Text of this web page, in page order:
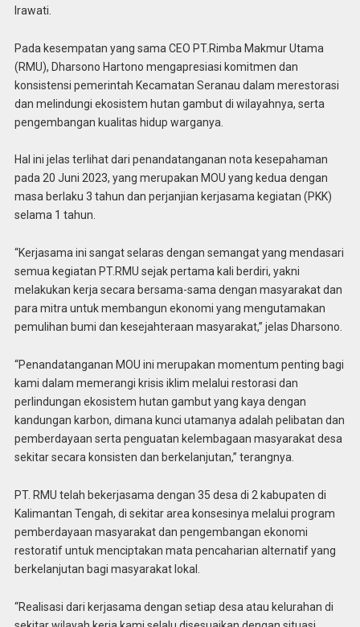
Irawati.
Pada kesempatan yang sama CEO PT.Rimba Makmur Utama
(RMU), Dharsono Hartono mengapresiasi komitmen dan
konsistensi pemerintah Kecamatan Seranau dalam merestorasi
dan melindungi ekosistem hutan gambut di wilayahnya, serta
pengembangan kualitas hidup warganya.
Hal ini jelas terlihat dari penandatanganan nota kesepahaman
pada 20 Juni 2023, yang merupakan MOU yang kedua dengan
masa berlaku 3 tahun dan perjanjian kerjasama kegiatan (PKK)
selama 1 tahun.
“Kerjasama ini sangat selaras dengan semangat yang mendasari
semua kegiatan PT.RMU sejak pertama kali berdiri, yakni
melakukan kerja secara bersama-sama dengan masyarakat dan
para mitra untuk membangun ekonomi yang mengutamakan
pemulihan bumi dan kesejahteraan masyarakat,” jelas Dharsono.
“Penandatanganan MOU ini merupakan momentum penting bagi
kami dalam memerangi krisis iklim melalui restorasi dan
perlindungan ekosistem hutan gambut yang kaya dengan
kandungan karbon, dimana kunci utamanya adalah pelibatan dan
pemberdayaan serta penguatan kelembagaan masyarakat desa
sekitar secara konsisten dan berkelanjutan,” terangnya.
PT. RMU telah bekerjasama dengan 35 desa di 2 kabupaten di
Kalimantan Tengah, di sekitar area konsesinya melalui program
pemberdayaan masyarakat dan pengembangan ekonomi
restoratif untuk menciptakan mata pencaharian alternatif yang
berkelanjutan bagi masyarakat lokal.
“Realisasi dari kerjasama dengan setiap desa atau kelurahan di